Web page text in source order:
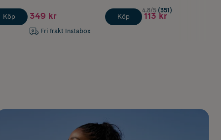
Köp 349 kr
Fri frakt Instabox
Köp
4.8/5 (351)
113 kr